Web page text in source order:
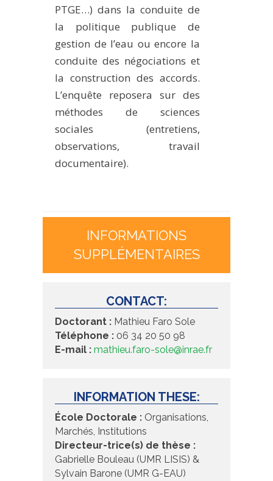
PTGE…) dans la conduite de
la politique publique de
gestion de l’eau ou encore la
conduite des négociations et
la construction des accords.
L’enquête reposera sur des
méthodes de sciences
sociales (entretiens,
observations, travail
documentaire).
INFORMATIONS
SUPPLÉMENTAIRES
CONTACT:
Doctorant : Mathieu Faro Sole
Téléphone : 06 34 20 50 98
E-mail : mathieu.faro-sole@inrae.fr
INFORMATION THESE:
École Doctorale : Organisations,
Marchés, Institutions
Directeur-trice(s) de thèse :
Gabrielle Bouleau (UMR LISIS) &
Sylvain Barone (UMR G-EAU)